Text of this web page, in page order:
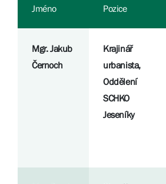
Jméno Pozice
Mgr. Jakub
Černoch
Krajinář
urbanista,
Oddělení
SCHKO
Jeseníky